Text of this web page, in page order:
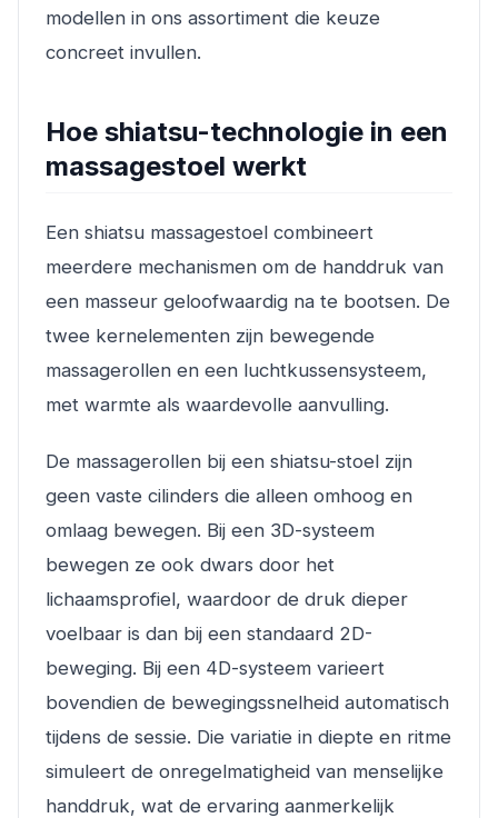
modellen in ons assortiment die keuze
concreet invullen.
Hoe shiatsu-technologie in een
massagestoel werkt
Een shiatsu massagestoel combineert
meerdere mechanismen om de handdruk van
een masseur geloofwaardig na te bootsen. De
twee kernelementen zijn bewegende
massagerollen en een luchtkussensysteem,
met warmte als waardevolle aanvulling.
De massagerollen bij een shiatsu-stoel zijn
geen vaste cilinders die alleen omhoog en
omlaag bewegen. Bij een 3D-systeem
bewegen ze ook dwars door het
lichaamsprofiel, waardoor de druk dieper
voelbaar is dan bij een standaard 2D-
beweging. Bij een 4D-systeem varieert
bovendien de bewegingssnelheid automatisch
tijdens de sessie. Die variatie in diepte en ritme
simuleert de onregelmatigheid van menselijke
handdruk, wat de ervaring aanmerkelijk